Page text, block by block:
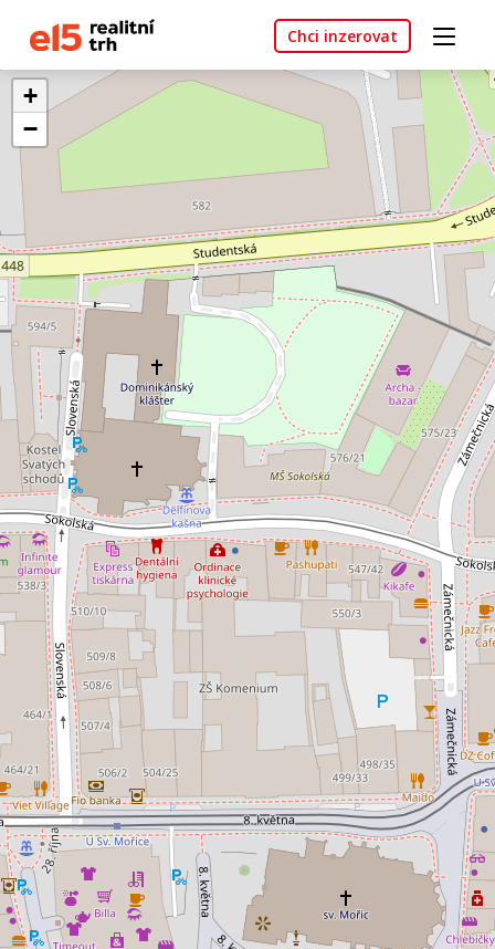
Chci inzerovat
+
−